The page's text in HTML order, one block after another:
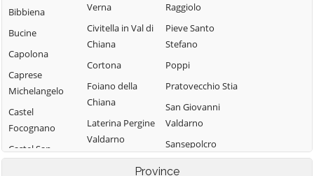
Bibbiena
Bucine
Capolona
Caprese
Michelangelo
Castel
Focognano
Castel San
Verna
Civitella in Val di
Chiana
Cortona
Foiano della
Chiana
Laterina Pergine
Valdarno
Loro Ciuffenna
Raggiolo
Pieve Santo
Stefano
Poppi
Pratovecchio Stia
San Giovanni
Valdarno
Sansepolcro
Province